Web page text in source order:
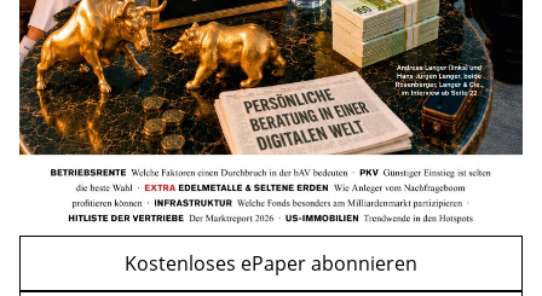
WEITERE ARTIKEL
zurückweiter
Kostenloses ePaper abonnieren